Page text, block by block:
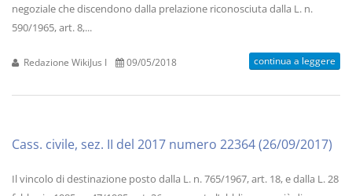
negoziale che discendono dalla prelazione riconosciuta dalla L. n.
590/1965, art. 8,...
Redazione WikiJus I 09/05/2018 continua a leggere
Cass. civile, sez. II del 2017 numero 22364 (26/09/2017)
Il vincolo di destinazione posto dalla L. n. 765/1967, art. 18, e dalla L. 28